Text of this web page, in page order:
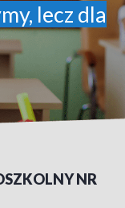
lecz dla
NR